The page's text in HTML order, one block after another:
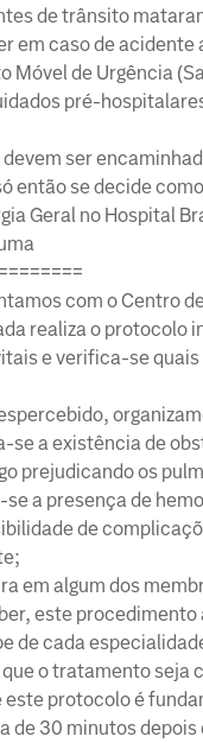
de trânsito
em caso de
Móvel de Urgência
pré-
ser
então se decide
Geral no Hospital
com o Centro
realiza o protocolo
e verifica-se
se a existência de
prejudicando os
a presença de
de
em algum dos
este
de cada
o tratamento
este protocolo é
de 30 minutos